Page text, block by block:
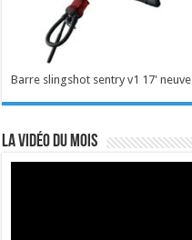
Barre slingshot sentry v1 17' neuve
La vidéo du mois